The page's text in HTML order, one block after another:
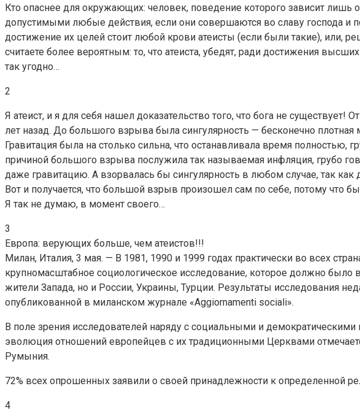
Кто опаснее для окружающих: человек, поведение которого зависит лишь
допустимыми любые действия, если они совершаются во славу господа и
достижение их целей стоит любой крови атеисты (если были такие), или,
считаете более вероятным: то, что атеиста, убедят, ради достижения
так угодно…
2
Я атеист, и я для себя нашел доказательство того, что бога не
лет назад. До большого взрыва была сингулярность — бесконечно
Гравитация была на столько сильна, что останавливала время
причиной большого взрыва послужила так называемая инфляция, грубо
даже гравитацию. А взорвалась бы сингулярность в любом случае, так
Вот и получается, что большой взрыв произошел сам по себе, потому что
Я так не думаю, в момент своего…
3
Европа: верующих больше, чем атеистов!!!
Милан, Италия, 3 мая. — В 1981, 1990 и 1999 годах практически во всех
крупномасштабное социологическое исследование, которое должно
жители Запада, но и России, Украины, Турции. Результаты исследования
опубликованной в миланском журнале «Aggiornamenti sociali».
В поле зрения исследователей наряду с социальными и
эволюция отношений европейцев с их традиционными Церквами
Румыния.
72% всех опрошенных заявили о своей принадлежности к определенной
4